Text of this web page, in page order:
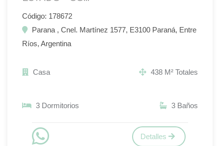
Código: 178672
Parana , Cnel. Martínez 1577, E3100 Paraná, Entre
Ríos, Argentina
Casa 438 M² Totales
3 Dormitorios 3 Baños
Detalles